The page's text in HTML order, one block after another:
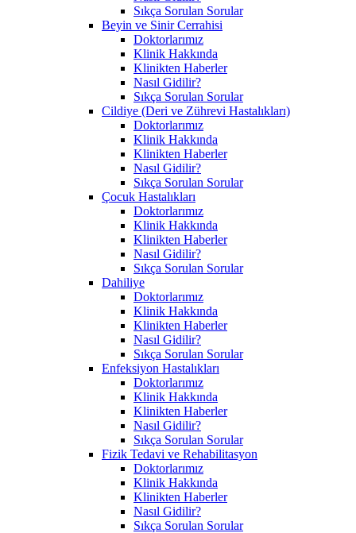
Sıkça Sorulan Sorular
Beyin ve Sinir Cerrahisi
Doktorlarımız
Klinik Hakkında
Klinikten Haberler
Nasıl Gidilir?
Sıkça Sorulan Sorular
Cildiye (Deri ve Zührevi Hastalıkları)
Doktorlarımız
Klinik Hakkında
Klinikten Haberler
Nasıl Gidilir?
Sıkça Sorulan Sorular
Çocuk Hastalıkları
Doktorlarımız
Klinik Hakkında
Klinikten Haberler
Nasıl Gidilir?
Sıkça Sorulan Sorular
Dahiliye
Doktorlarımız
Klinik Hakkında
Klinikten Haberler
Nasıl Gidilir?
Sıkça Sorulan Sorular
Enfeksiyon Hastalıkları
Doktorlarımız
Klinik Hakkında
Klinikten Haberler
Nasıl Gidilir?
Sıkça Sorulan Sorular
Fizik Tedavi ve Rehabilitasyon
Doktorlarımız
Klinik Hakkında
Klinikten Haberler
Nasıl Gidilir?
Sıkça Sorulan Sorular